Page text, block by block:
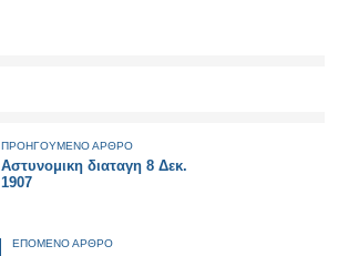
ΠΡΟΗΓΟΥΜΕΝΟ ΑΡΘΡΟ
Αστυνομικη διαταγη 8 Δεκ.
1907
ΕΠΟΜΕΝΟ ΑΡΘΡΟ